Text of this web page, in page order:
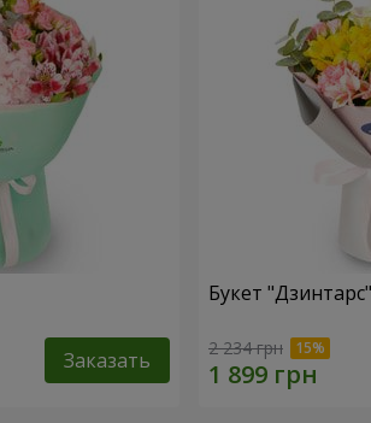
Заказать
Букет "Дзинтарс"
2 234 грн